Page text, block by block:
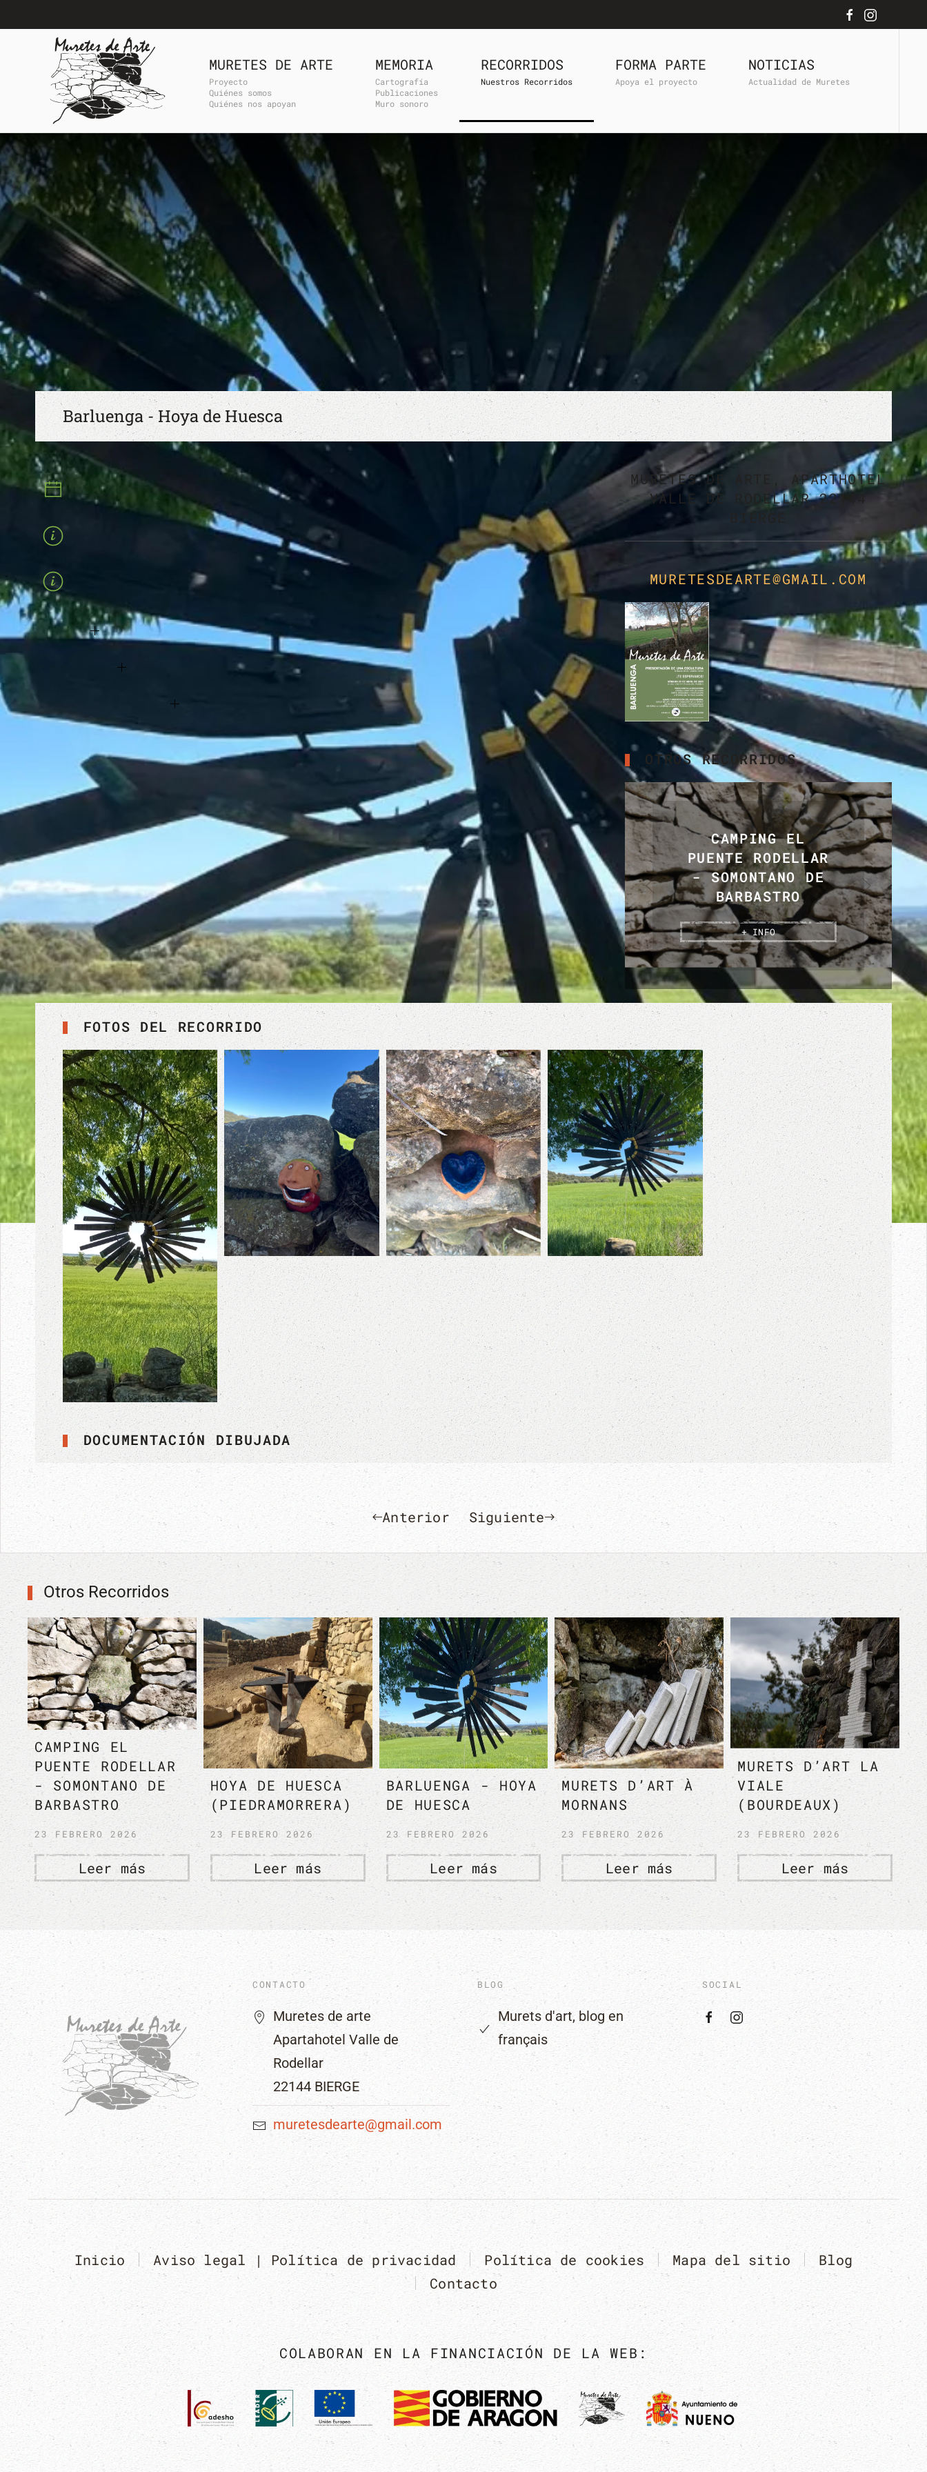
Skip to main content
MURETES DE ARTE
Proyecto
Quiénes somos
Quiénes nos apoyan
MEMORIA
Cartografía
Publicaciones
Muro sonoro
RECORRIDOS
Nuestros Recorridos
FORMA PARTE
Apoya el proyecto
NOTICIAS
Actualidad de Muretes
HOME RECORRIDOS BARLUENGA - HOYA DE HUESCA
Barluenga - Hoya de Huesca
Fecha Recorridos:
2025 BARLUENGA
Nombre del recorrido:Recorrido de Muretes de Arte en El Viñedo
Autoría
MURETES DE ARTE, APARTHOTEL
VALLE DE RODELLAR 22144
MURETESDEARTE@GMAIL.COM
OTROS RECORRIDOS
HOYA DE HUESCA
(PIEDRAMORRERA)
+ INFO
FOTOS DEL RECORRIDO
DOCUMENTACIÓN DIBUJADA
Anterior Siguiente
Otros Recorridos
LA
MURETS D’ART
VIELLE-AURE
17 SEPTIEMBRE 2025
Leer más
LOPORZANO - HOYA
DE HUESCA (EL
VIÑEDO)
11 DICIEMBRE 2024
Leer más
MURETS D’ART
ANCIZAN - GUCHEN
28 JULIO 2024
Leer más
HOYA DE HUESCA
(NUENO Y NOCITO
/ SAN ÚRBEZ)
19 JULIO 2024
Leer más
CASBAS DE HUESCA
- HOYA DE HUESCA
(SIESO DE
HUESCA)
19 JULIO 2024
Leer más
CONTACTO
Muretes de arte
Apartahotel Valle de
Rodellar
22144 BIERGE
muretesdearte@gmail.com
BLOG
Murets d'art, blog en
français
SOCIAL
Inicio Aviso legal | Política de privacidad Política de cookies Mapa del sitio
Blog
Contacto
COLABORAN EN LA FINANCIACIÓN DE LA WEB: